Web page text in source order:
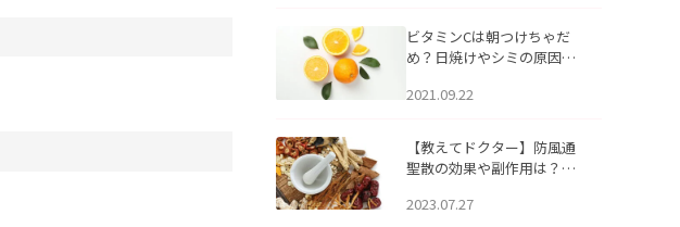
ビタミンCは朝つけちゃだ
め？日焼けやシミの原因に
2021.09.22
【教えてドクター】防風通
聖散の効果や副作用は？長
2023.07.27